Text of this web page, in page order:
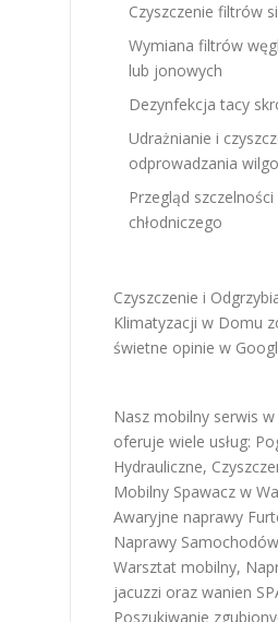
Czyszczenie filtrów
Wymiana filtrów
lub jonowych
Dezynfekcja tacy
Udrażnianie i
odprowadzania
Przegląd szczelności
chłodniczego
Czyszczenie i
Klimatyzacji w Domu
świetne opinie w
Nasz mobilny serwis
oferuje wiele usług:
Hydrauliczne,
Mobilny Spawacz w
Awaryjne naprawy
Naprawy
Warsztat mobilny,
jacuzzi oraz wanien
Poszukiwanie